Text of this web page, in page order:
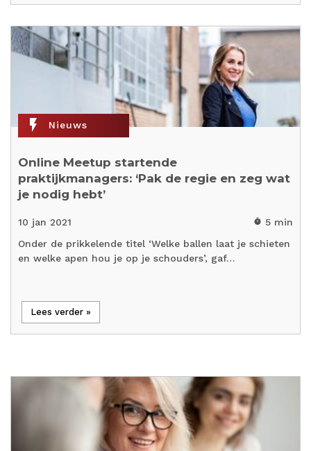
flash_on Nieuws
Online Meetup startende
praktijkmanagers: ‘Pak de regie en zeg wat
je nodig hebt’
10 jan 2021 timer 5 min
Onder de prikkelende titel ‘Welke ballen laat je schieten
en welke apen hou je op je schouders’, gaf…
Lees verder »